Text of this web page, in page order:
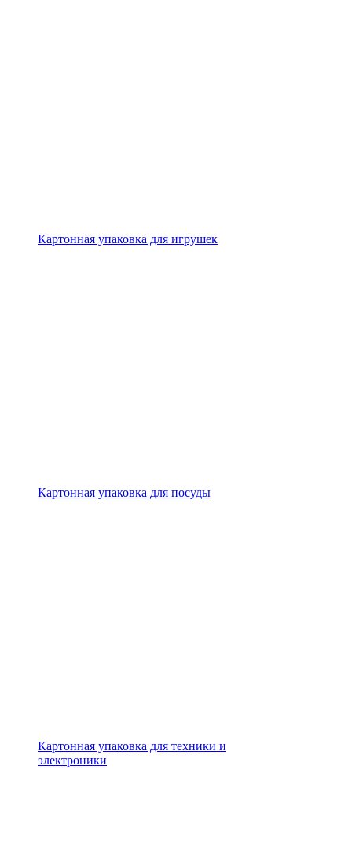
Картонная упаковка для игрушек
Картонная упаковка для посуды
Картонная упаковка для техники и
электроники